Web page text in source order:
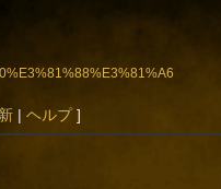
| ヘルプ]